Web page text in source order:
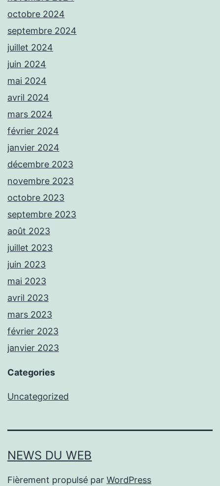
octobre 2024
septembre 2024
juillet 2024
juin 2024
mai 2024
avril 2024
mars 2024
février 2024
janvier 2024
décembre 2023
novembre 2023
octobre 2023
septembre 2023
août 2023
juillet 2023
juin 2023
mai 2023
avril 2023
mars 2023
février 2023
janvier 2023
Categories
Uncategorized
NEWS DU WEB
Fièrement propulsé par WordPress